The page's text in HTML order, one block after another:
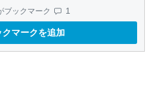
ブックマーク 1
クマークを追加